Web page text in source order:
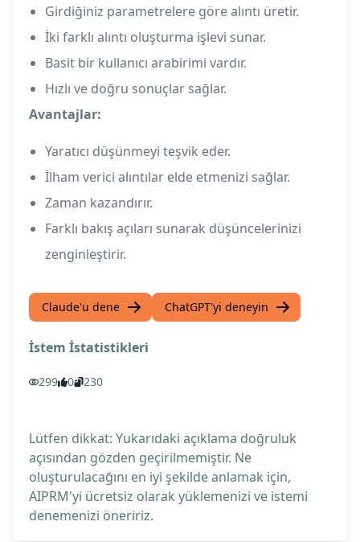
Girdiğiniz parametrelere göre alıntı üretir.
İki farklı alıntı oluşturma işlevi sunar.
Basit bir kullanıcı arabirimi vardır.
Hızlı ve doğru sonuçlar sağlar.
Avantajlar:
Yaratıcı düşünmeyi teşvik eder.
İlham verici alıntılar elde etmenizi sağlar.
Zaman kazandırır.
Farklı bakış açıları sunarak düşüncelerinizi
zenginleştirir.
Claude'u dene ChatGPT'yi deneyin
İstem İstatistikleri
299 0 230
Lütfen dikkat: Yukarıdaki açıklama doğruluk
açısından gözden geçirilmemiştir. Ne
oluşturulacağını en iyi şekilde anlamak için,
AIPRM'yi ücretsiz olarak yüklemenizi ve istemi
denemenizi öneririz.